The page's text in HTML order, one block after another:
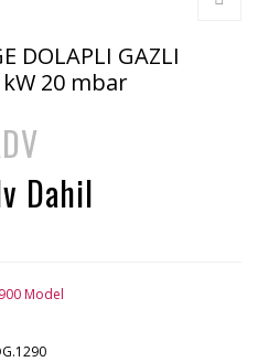
DOLAPLI GAZLI
20 mbar
Dahil
Model